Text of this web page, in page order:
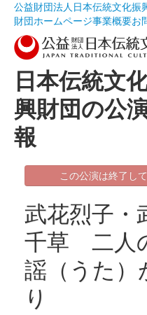
公益財団法人日本伝統文化振
財団ホームページ事業概要お
日本伝統文
興財団の公
報
この公演は終了し
武花烈子・
千草 二人
謡（うた）
り